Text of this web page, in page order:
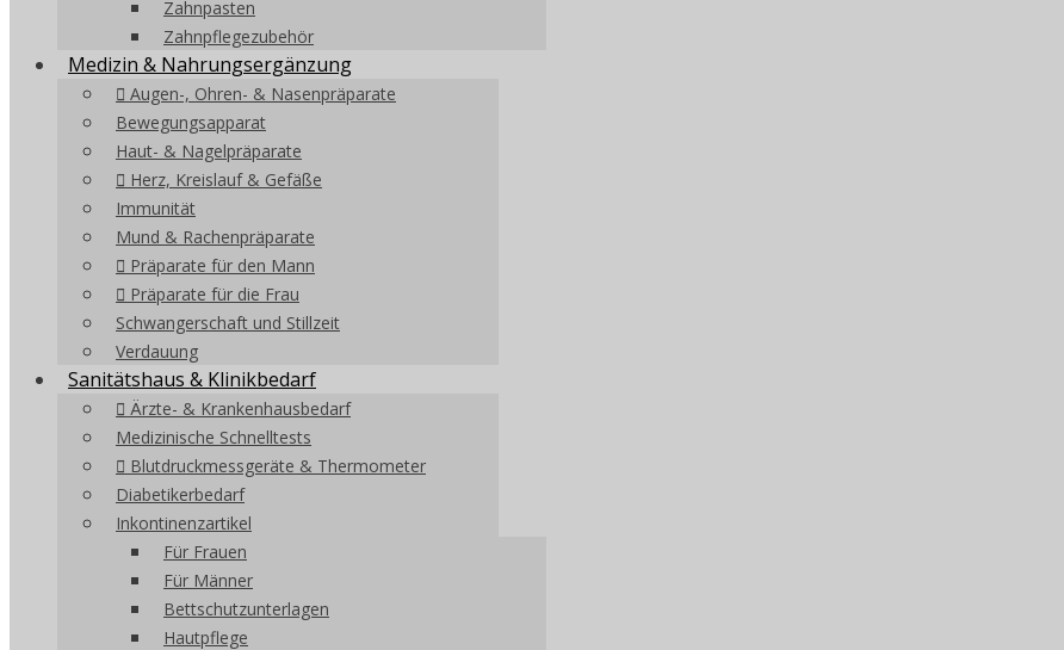
Zahnpasten
Zahnpflegezubehör
Medizin & Nahrungsergänzung
Augen-, Ohren- & Nasenpräparate
Bewegungsapparat
Haut- & Nagelpräparate
Herz, Kreislauf & Gefäße
Immunität
Mund & Rachenpräparate
Präparate für den Mann
Präparate für die Frau
Schwangerschaft und Stillzeit
Verdauung
Sanitätshaus & Klinikbedarf
Ärzte- & Krankenhausbedarf
Medizinische Schnelltests
Blutdruckmessgeräte & Thermometer
Diabetikerbedarf
Inkontinenzartikel
Für Frauen
Für Männer
Bettschutzunterlagen
Hautpflege